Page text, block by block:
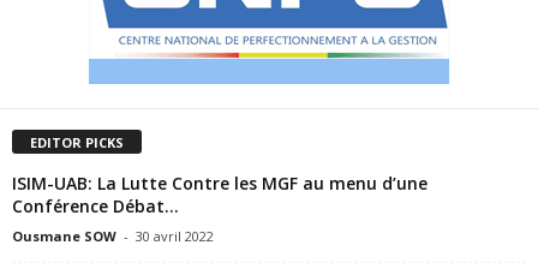
EDITOR PICKS
ISIM-UAB: La Lutte Contre les MGF au menu d’une
Conférence Débat…
Ousmane SOW - 30 avril 2022